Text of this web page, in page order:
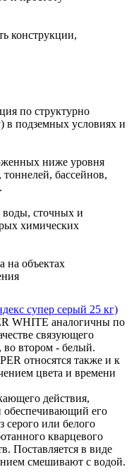
конструкции,
по структурно
в подземных условиях и
ниже уровня
бассейнов,
воды, сточных и
химических
на объектах
супер серый 25 кг)
WHITE аналогичны по
связующего
во втором - белый.
относятся также и к
цвета и времени
действия,
обеспечивающий его
серого или белого
кварцевого
Поставляется в виде
смешивают с водой.